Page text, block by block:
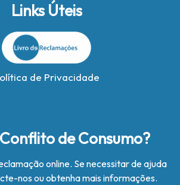
Links Úteis
de Privacidade
de Consumo?
online. Se necessitar de ajuda
nos ou obtenha mais informações.